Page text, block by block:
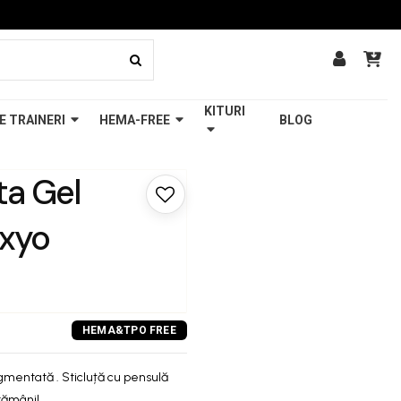
TRAINERI HEMA-FREE
KITURI
BLOG
Gel
. Sticluță cu pensulă